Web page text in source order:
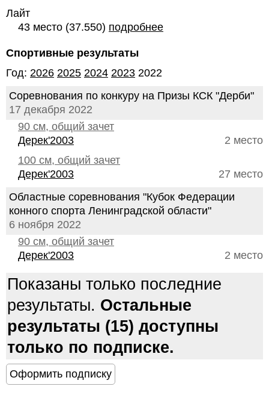
Лайт
43 место (37.550) подробнее
Спортивные результаты
Год: 2026 2025 2024 2023 2022
Соревнования по конкуру на Призы КСК "Дерби"
17 декабря 2022
90 см, общий зачет
2 место
Дерек'2003
100 см, общий зачет
27 место
Дерек'2003
Областные соревнования "Кубок Федерации
конного спорта Ленинградской области"
6 ноября 2022
90 см, общий зачет
2 место
Дерек'2003
Показаны только последние
результаты. Остальные
результаты (15) доступны
только по подписке.